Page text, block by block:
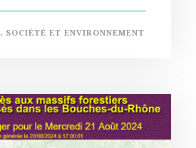
, SOCIÉTÉ ET ENVIRONNEMENT